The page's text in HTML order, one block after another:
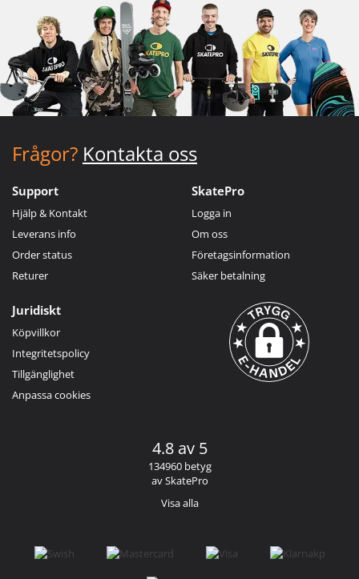
Frågor? Kontakta oss
Support
Hjälp & Kontakt
Leverans info
Order status
Returer
SkatePro
Logga in
Om oss
Företagsinformation
Säker betalning
Juridiskt
Köpvillkor
Integritetspolicy
Tillgänglighet
Anpassa cookies
4.8 av 5
134960 betyg
av SkatePro
Visa alla